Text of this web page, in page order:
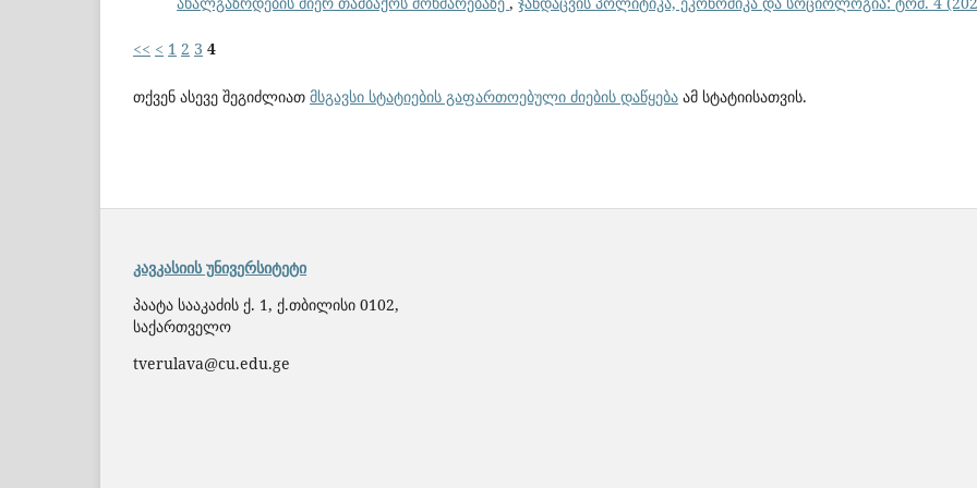
<< < 1 2 3 4
თქვენ ასევე შეგიძლიათ მსგავსი სტატიების გაფართოებული ძიების დაწყება ამ სტატიისათვის.
კავკასიის უნივერსიტეტი
პაატა სააკაძის ქ. 1, ქ.თბილისი 0102,
საქართველო
tverulava@cu.edu.ge